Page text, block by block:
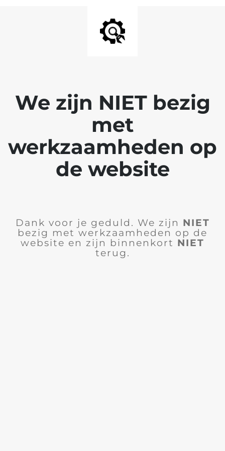
We zijn NIET bezig
met
werkzaamheden op
de website
Dank voor je geduld. We zijn NIET
bezig met werkzaamheden op de
website en zijn binnenkort NIET
terug.